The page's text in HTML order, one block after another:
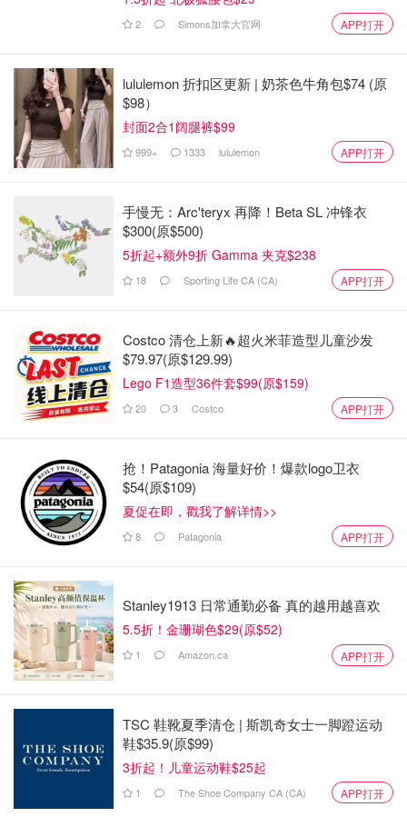
Service Ontario扩大服务，开设4个现
好消息！安省官宣， 64个繁忙Service
快、更容易！
OOliviaZZ
安省警察提醒，超100万司机忘做这
Miability
2 Simons加拿大官网 APP打开
lululemon 折扣区更新 | 奶茶色牛角包$74 (原
$98）
封面2合1阔腿裤$99
999+ 1333 lululemon APP打开
手慢无：Arc'teryx 再降！Beta SL 冲锋衣
$300(原$500)
5折起+额外9折 Gamma 夹克$238
18 Sporting Life CA (CA) APP打开
Costco 清仓上新🔥超火米菲造型儿童沙发
$79.97(原$129.99)
Lego F1造型36件套$99(原$159)
20 3 Costco APP打开
抢！Patagonia 海量好价！爆款logo卫衣
$54(原$109)
夏促在即，戳我了解详情>>
8 Patagonia APP打开
Stanley1913 日常通勤必备 真的越用越喜欢
5.5折！金珊瑚色$29(原$52)
1 Amazon.ca APP打开
TSC 鞋靴夏季清仓 | 斯凯奇女士一脚蹬运动
鞋$35.9(原$99)
3折起！儿童运动鞋$25起
1 The Shoe Company CA (CA) APP打开